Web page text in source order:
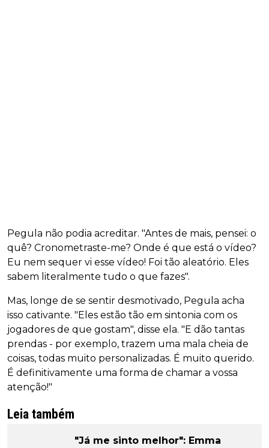
Pegula não podia acreditar. "Antes de mais, pensei: o
quê? Cronometraste-me? Onde é que está o vídeo?
Eu nem sequer vi esse vídeo! Foi tão aleatório. Eles
sabem literalmente tudo o que fazes".
Mas, longe de se sentir desmotivado, Pegula acha
isso cativante. "Eles estão tão em sintonia com os
jogadores de que gostam", disse ela. "E dão tantas
prendas - por exemplo, trazem uma mala cheia de
coisas, todas muito personalizadas. É muito querido.
É definitivamente uma forma de chamar a vossa
atenção!"
Leia também
"Já me sinto melhor": Emma